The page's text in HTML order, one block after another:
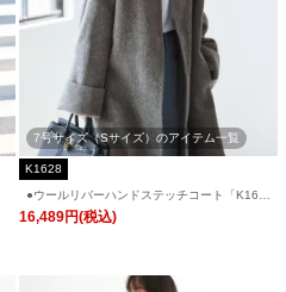
7号サイズ（Sサイズ）のアイテム一覧
K1628
●ウールリバーハンドステッチコート「K162
8」
16,489円(税込)